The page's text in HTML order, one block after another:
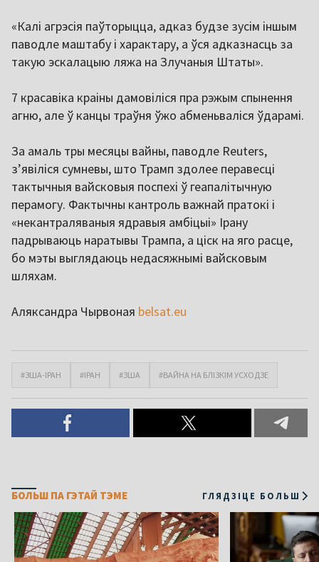
«Калі агрэсія паўторыцца, адказ будзе зусім іншым
паводле маштабу і характару, а ўся адказнасць за
такую ​​эскалацыю ляжа на Злучаныя Штаты».
7 красавіка краіны дамовіліся пра рэжым спынення
агню, але ў канцы траўня ўжо абменьваліся ўдарамі.
За амаль тры месяцы вайны, паводле Reuters,
з’явіліся сумневы, што Трамп здолее перавесці
тактычныя вайсковыя поспехі ў геапалітычную
перамогу. Фактычны кантроль важнай пратокі і
«некантраляваныя ядравыя амбіцыі» Ірану
падрываюць наратывы Трампа, а ціск на яго расце,
бо мэты выглядаюць недасяжнымі вайсковым
шляхам.
Аляксандра Чырвоная belsat.eu
#ЗША-ІРАН #ІРАН #ЗША #ВАЙНА НА БЛІЗКІМ УСХОДЗЕ
БОЛЬШ ПА ГЭТАЙ ТЭМЕ ГЛЯДЗІЦЕ БОЛЬШ